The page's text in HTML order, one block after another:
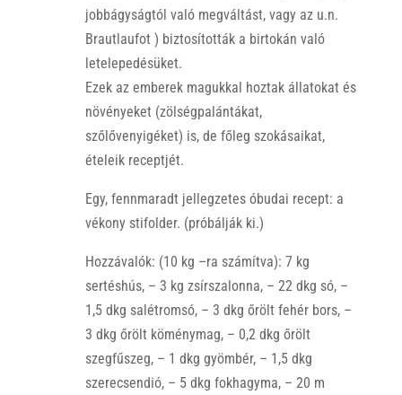
jobbágyságtól való megváltást, vagy az u.n.
Brautlaufot ) biztosították a birtokán való
letelepedésüket.
Ezek az emberek magukkal hoztak állatokat és
növényeket (zölségpalántákat,
szőlővenyigéket) is, de főleg szokásaikat,
ételeik receptjét.
Egy, fennmaradt jellegzetes óbudai recept: a
vékony stifolder. (próbálják ki.)
Hozzávalók: (10 kg –ra számítva): 7 kg
sertéshús, – 3 kg zsírszalonna, – 22 dkg só, –
1,5 dkg salétromsó, – 3 dkg őrölt fehér bors, –
3 dkg őrölt köménymag, – 0,2 dkg őrölt
szegfűszeg, – 1 dkg gyömbér, – 1,5 dkg
szerecsendió, – 5 dkg fokhagyma, – 20 m